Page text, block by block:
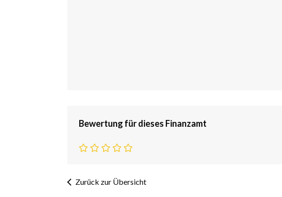
Bewertung für dieses Finanzamt
Zurück zur Übersicht